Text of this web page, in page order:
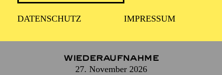
DATENSCHUTZ IMPRESSUM
PREMIERE
WIEDERAUFNAHME
27. November 2026